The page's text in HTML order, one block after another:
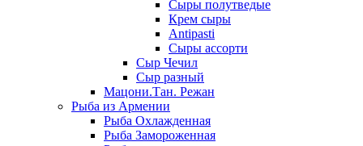
Сыры полутведые
Крем сыры
Antipasti
Сыры ассорти
Сыр Чечил
Сыр разный
Мацони.Тан. Режан
Рыба из Армении
Рыба Охлажденная
Рыба Замороженная